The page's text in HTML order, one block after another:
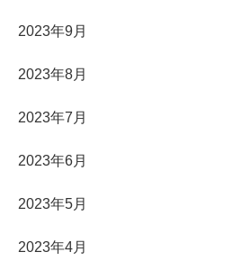
2023年9月
2023年8月
2023年7月
2023年6月
2023年5月
2023年4月